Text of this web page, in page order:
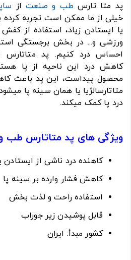
پد متا تارس طب و صنعتاز
خیلی از ما ممکن است تجربه کرده
یا ایستادن زیاد، استفاده از
ورزشی و... در بخش برجستگی
احساس درد کنیم. پد
کاهش درد این ناحیه از پا
محصول پیداست، این پد باعث
متاتارسالژیا یا همان سینه پا
درد پا کمک میکند.
ویژگی های پد متاتارس طب
کاهنده درد ناشی از ایستادن
کاهش فشار وارده بر سینه پا
استفاده راحت و لذت بخش
قابل پوشیدن زیر جوراب
کشور مبدأ: ایران